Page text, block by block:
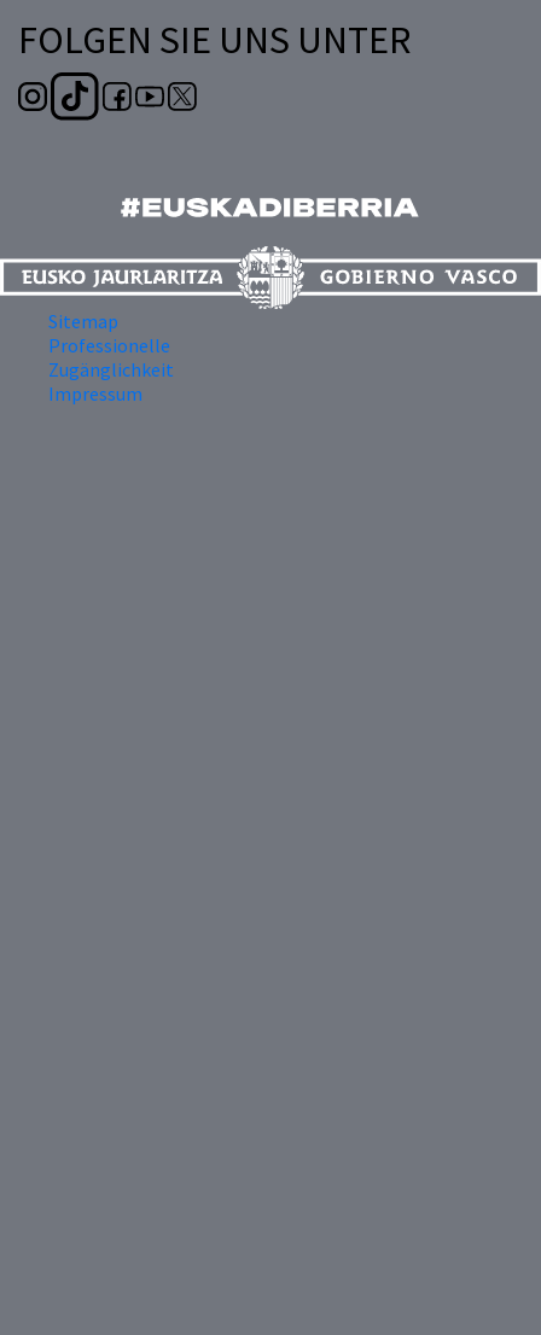
FOLGEN SIE UNS UNTER
Sitemap
Professionelle
Zugänglichkeit
Impressum